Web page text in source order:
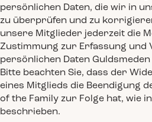
persönlichen Daten, die wir in
zu überprüfen und zu
unsere Mitglieder jederzeit die
Zustimmung zur Erfassung
persönlichen Daten
Bitte beachten Sie, dass der
eines Mitglieds die Beendigung
of the Family zur Folge hat, wie
beschrieben.